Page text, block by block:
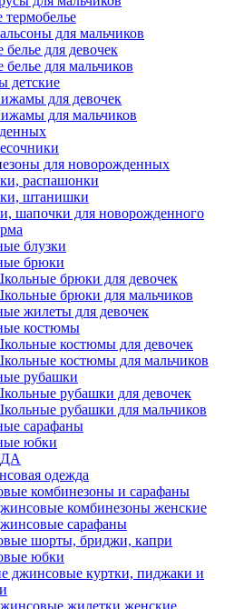
термобелье
для мальчиков
для девочек
для мальчиков
детские
для девочек
для мальчиков
для новорожденных
распашонки
штанишки
шапочки для новорожденного
блузки
брюки
брюки для девочек
брюки для мальчиков
жилеты для девочек
костюмы
костюмы для девочек
костюмы для мальчиков
рубашки
рубашки для девочек
рубашки для мальчиков
сарафаны
юбки
одежда
комбинезоны и сарафаны
комбинезоны женские
сарафаны
шорты, бриджи, капри
юбки
джинсовые куртки, пиджаки и
жилетки женские